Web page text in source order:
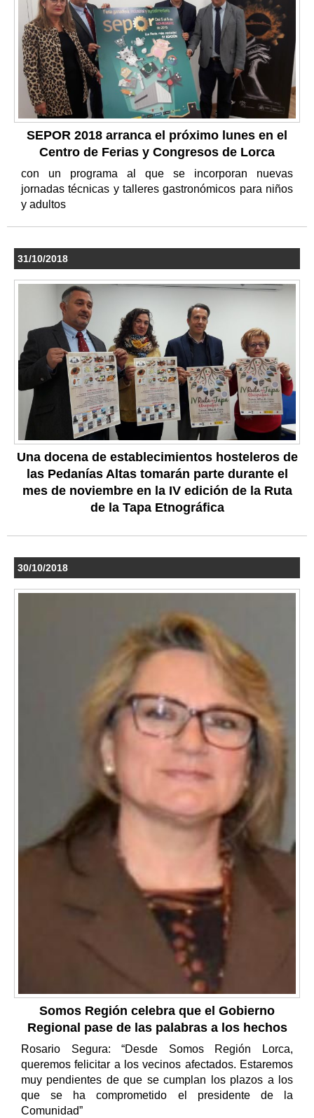
SEPOR 2018 arranca el próximo lunes en el
Centro de Ferias y Congresos de Lorca
con un programa al que se incorporan nuevas
jornadas técnicas y talleres gastronómicos para niños
y adultos
31/10/2018
Una docena de establecimientos hosteleros de
las Pedanías Altas tomarán parte durante el
mes de noviembre en la IV edición de la Ruta
de la Tapa Etnográfica
30/10/2018
Somos Región celebra que el Gobierno
Regional pase de las palabras a los hechos
Rosario Segura: “Desde Somos Región Lorca,
queremos felicitar a los vecinos afectados. Estaremos
muy pendientes de que se cumplan los plazos a los
que se ha comprometido el presidente de la
Comunidad”